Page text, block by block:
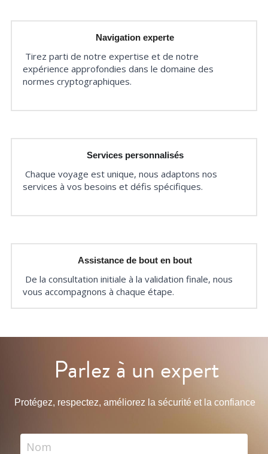
Navigation experte
Tirez parti de notre expertise et de notre
expérience approfondies dans le domaine des
normes cryptographiques.
Services personnalisés
Chaque voyage est unique, nous adaptons nos
services à vos besoins et défis spécifiques.
Assistance de bout en bout
De la consultation initiale à la validation finale, nous
vous accompagnons à chaque étape.
Parlez à un expert
Protégez, respectez, améliorez la sécurité et la confiance
Nom